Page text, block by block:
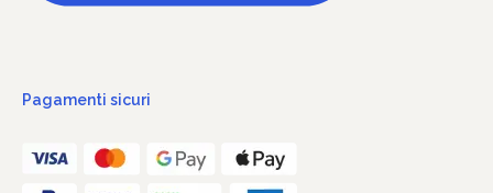
Pagamenti sicuri